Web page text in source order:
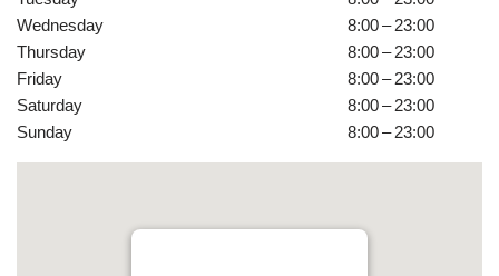
Wednesday
8:00 – 23:00
Thursday
8:00 – 23:00
Friday
8:00 – 23:00
Saturday
8:00 – 23:00
Sunday
8:00 – 23:00